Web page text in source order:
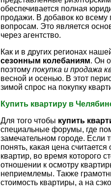
обеспечивается полная
продажи. В добавок ко
вопросам. Это является
через агентство.
Как и в других регионах
сезонным колебаниям. Он
поэтому покупка и продажа
весной и осенью. В этот
зимой спрос на покупку
Купить квартиру в
Для того чтобы купить
специальные форумы, где
замечательном городе. Если
понять, какая цена
квартир, во время которого
отношении к осмотру
неприемлемы. Также
стоимость квартиры, а на